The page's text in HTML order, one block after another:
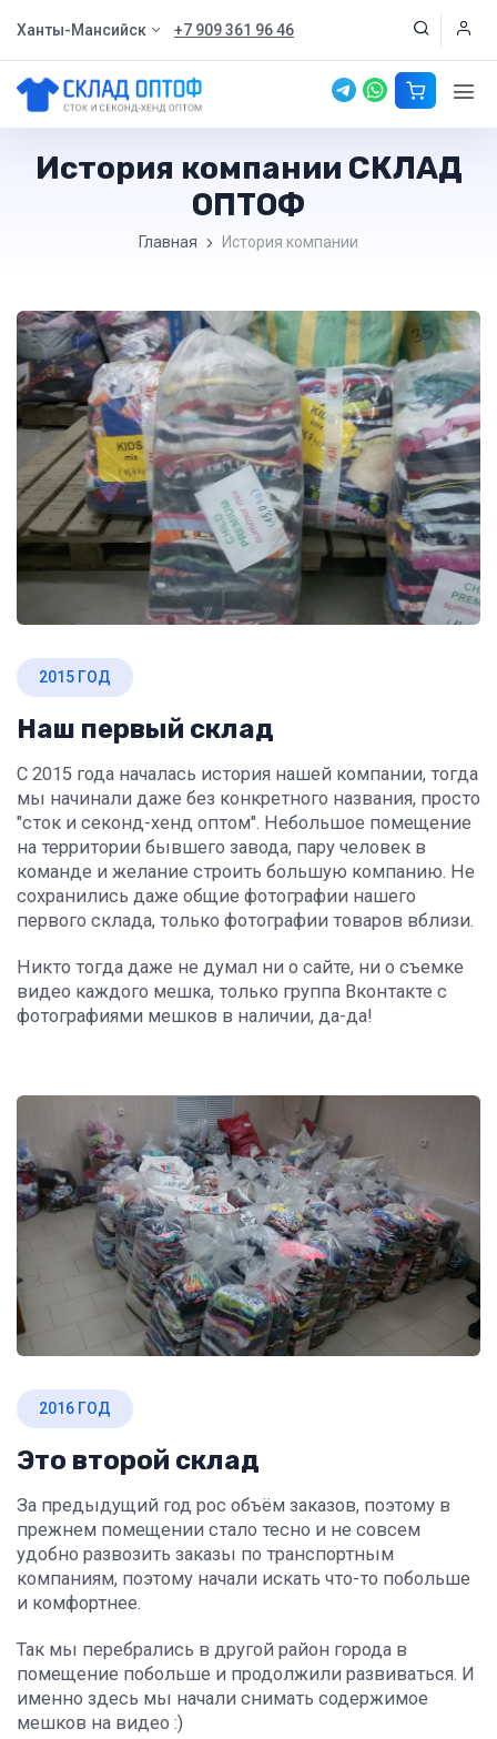
Ханты-Мансийск +7 909 361 96 46
История компании СКЛАД
ОПТОФ
Главная История компании
2015 ГОД
Наш первый склад
С 2015 года началась история нашей компании, тогда
мы начинали даже без конкретного названия, просто
"сток и секонд-хенд оптом". Небольшое помещение
на территории бывшего завода, пару человек в
команде и желание строить большую компанию. Не
сохранились даже общие фотографии нашего
первого склада, только фотографии товаров вблизи.
Никто тогда даже не думал ни о сайте, ни о съемке
видео каждого мешка, только группа Вконтакте с
фотографиями мешков в наличии, да-да!
2016 ГОД
Это второй склад
За предыдущий год рос объём заказов, поэтому в
прежнем помещении стало тесно и не совсем
удобно развозить заказы по транспортным
компаниям, поэтому начали искать что-то побольше
и комфортнее.
Так мы перебрались в другой район города в
помещение побольше и продолжили развиваться. И
именно здесь мы начали снимать содержимое
мешков на видео :)